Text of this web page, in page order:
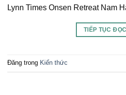
Lynn Times Onsen Retreat Nam
TIẾP TỤC ĐỌC
Đăng trong Kiến thức